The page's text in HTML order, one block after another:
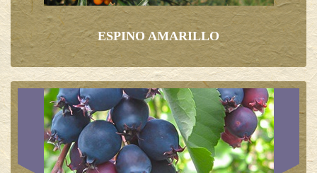
ESPINO AMARILLO